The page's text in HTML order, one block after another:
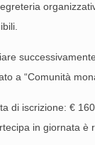
a “Comunità
di iscrizione: €
in giornata è